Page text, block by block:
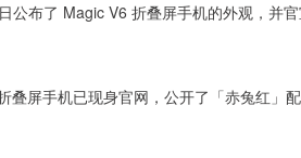
公布了 Magic V6 折叠屏手机的外观，并
叠屏手机已现身官网，公开了「赤兔红」